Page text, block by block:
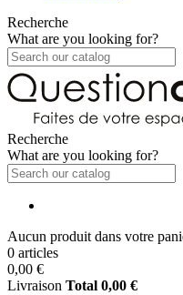
Recherche
What are you looking for?
Recherche
What are you looking for?
Aucun produit dans votre
0 articles
0,00 €
Livraison Total 0,00 €